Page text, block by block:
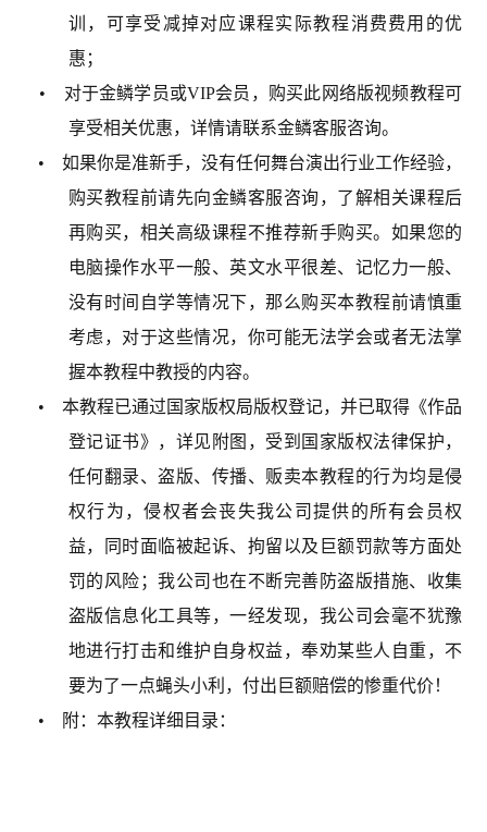
训，可享受减掉对应课程实际教程消费费用的优
惠；
• 对于金鳞学员或VIP会员，购买此网络版视频教程可
享受相关优惠，详情请联系金鳞客服咨询。
• 如果你是准新手，没有任何舞台演出行业工作经验，
购买教程前请先向金鳞客服咨询，了解相关课程后
再购买，相关高级课程不推荐新手购买。如果您的
电脑操作水平一般、英文水平很差、记忆力一般、
没有时间自学等情况下，那么购买本教程前请慎重
考虑，对于这些情况，你可能无法学会或者无法掌
握本教程中教授的内容。
• 本教程已通过国家版权局版权登记，并已取得《作品
登记证书》，详见附图，受到国家版权法律保护，
任何翻录、盗版、传播、贩卖本教程的行为均是侵
权行为，侵权者会丧失我公司提供的所有会员权
益，同时面临被起诉、拘留以及巨额罚款等方面处
罚的风险；我公司也在不断完善防盗版措施、收集
盗版信息化工具等，一经发现，我公司会毫不犹豫
地进行打击和维护自身权益，奉劝某些人自重，不
要为了一点蝇头小利，付出巨额赔偿的惨重代价！
• 附：本教程详细目录：